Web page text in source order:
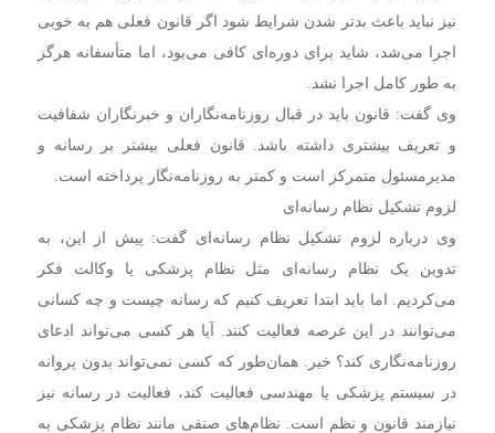
نیز نباید باعث بدتر شدن شرایط شود اگر قانون فعلی هم به خوبی
اجرا می‌شد، شاید برای دوره‌ای کافی می‌بود، اما متأسفانه هرگز
به طور کامل اجرا نشد.
وی گفت: قانون باید در قبال روزنامه‌نگاران و خبرنگاران شفافیت
و تعریف بیشتری داشته باشد. قانون فعلی بیشتر بر رسانه و
مدیرمسئول متمرکز است و کمتر به روزنامه‌نگار پرداخته است.
لزوم تشکیل نظام رسانه‌ای
وی درباره لزوم تشکیل نظام رسانه‌ای گفت: پیش از این، به
تدوین یک نظام رسانه‌ای مثل نظام پزشکی یا وکالت فکر
می‌کردیم. اما باید ابتدا تعریف کنیم که رسانه چیست و چه کسانی
می‌توانند در این عرصه فعالیت کنند. آیا هر کسی می‌تواند ادعای
روزنامه‌نگاری کند؟ خیر. همان‌طور که کسی نمی‌تواند بدون پروانه
در سیستم پزشکی یا مهندسی فعالیت کند، فعالیت در رسانه نیز
نیازمند قانون و نظم است. نظام‌های صنفی مانند نظام پزشکی به